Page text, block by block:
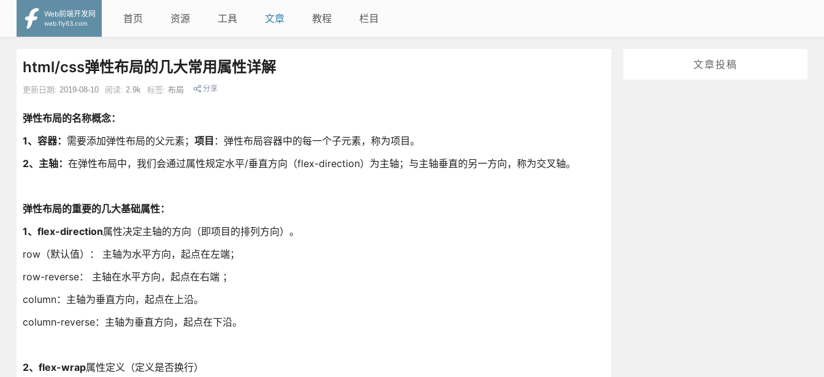
Web前端开发网
web.fly63.com
首页 资源 工具 文章 教程 栏目
文章投稿
html/css弹性布局的几大常用属性详解
更新日期: 2019-08-10 阅读: 2.9k 标签: 布局 分享
弹性布局的名称概念：
1、容器： 需要添加弹性布局的父元素； 项目 ：弹性布局容器中的每一个子元素，称为项目。
2、 主轴： 在弹性布局中，我们会通过属性规定水平/垂直方向（flex-direction）为主轴；与主轴垂直的另一方向，称为交叉轴。
弹性布局的重要的几大基础属性：
1、flex-direction属性决定主轴的方向（即项目的排列方向）。
row（默认值）： 主轴为水平方向，起点在左端；
row-reverse： 主轴在水平方向，起点在右端 ；
column：主轴为垂直方向，起点在上沿。
column-reverse：主轴为垂直方向，起点在下沿。
2、flex-wrap属性定义（定义是否换行）